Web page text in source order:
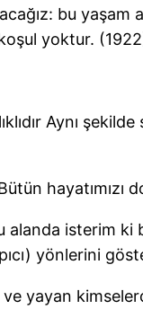
bu
yoktur.
Aynı
hayatımızı
isterim ki
yönlerini
yayan